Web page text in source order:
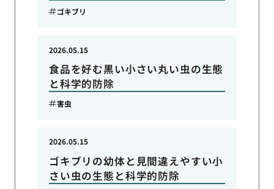
ゴキブリ
食品を好む黒い小さい丸い虫の生態
と科学的防除
2026.05.15
害虫
ゴキブリの幼体と見間違えやすい小
さい虫の生態と科学的防除
2026.05.15